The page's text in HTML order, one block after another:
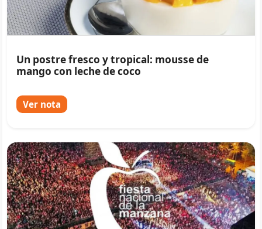
Un postre fresco y tropical: mousse de
mango con leche de coco
Ver nota